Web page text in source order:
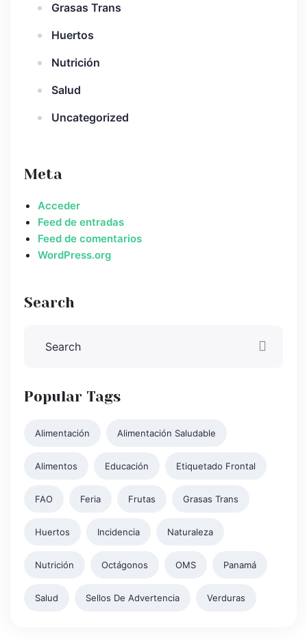
Grasas Trans
Huertos
Nutrición
Salud
Uncategorized
Meta
Acceder
Feed de entradas
Feed de comentarios
WordPress.org
Search
Popular Tags
Alimentación Alimentación Saludable
Alimentos Educación Etiquetado Frontal
FAO Feria Frutas Grasas Trans
Huertos Incidencia Naturaleza
Nutrición Octágonos OMS Panamá
Salud Sellos De Advertencia Verduras